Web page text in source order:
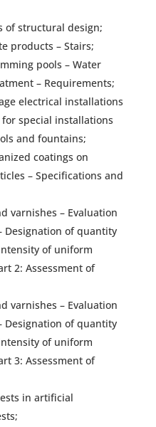
of structural design;
products – Stairs;
pools – Water
– Requirements;
electrical installations
special installations
and fountains;
coatings on
– Specifications and
varnishes – Evaluation
Designation of quantity
of uniform
2: Assessment of
varnishes – Evaluation
Designation of quantity
of uniform
3: Assessment of
in artificial